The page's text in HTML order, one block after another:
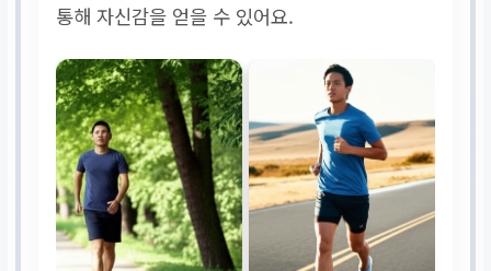
통해 자신감을 얻을 수 있어요.